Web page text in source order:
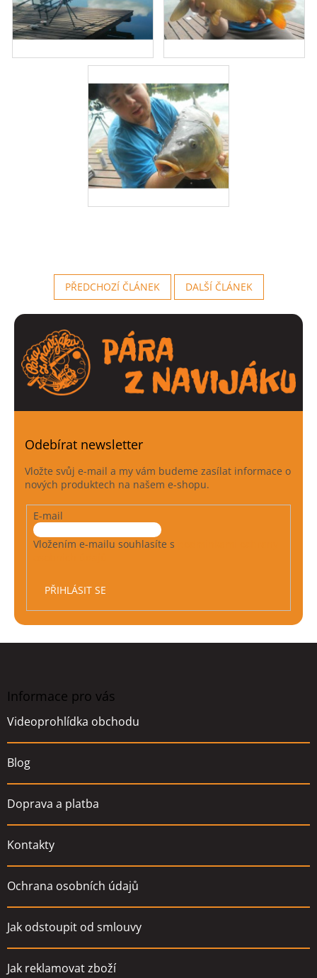
PŘEDCHOZÍ ČLÁNEK DALŠÍ ČLÁNEK
Odebírat newsletter
Vložte svůj e-mail a my vám budeme zasílat informace o
nových produktech na našem e-shopu.
E-mail
Vložením e-mailu souhlasíte s
PŘIHLÁSIT SE
Informace pro vás
Videoprohlídka obchodu
Blog
Doprava a platba
Kontakty
Ochrana osobních údajů
Jak odstoupit od smlouvy
Jak reklamovat zboží